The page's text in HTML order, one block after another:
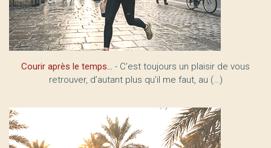
Courir après le temps... - C’est toujours un plaisir de vous
retrouver, d’autant plus qu’il me faut, au (…)